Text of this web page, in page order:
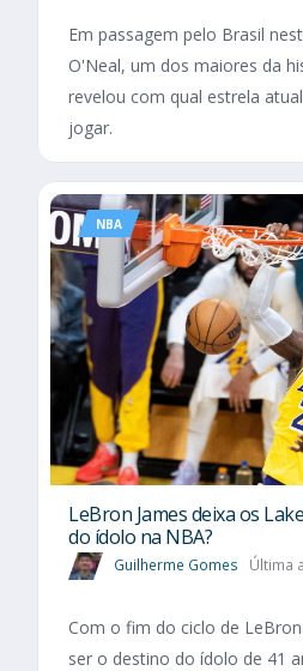
Em passagem pelo Brasil
O'Neal, um dos maiores da
revelou com qual estrela
jogar.
NBA
LeBron James deixa os
do ídolo na NBA?
Guilherme Gomes Última
Com o fim do ciclo de
ser o destino do ídolo de 41